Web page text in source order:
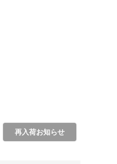
再入荷お知らせ